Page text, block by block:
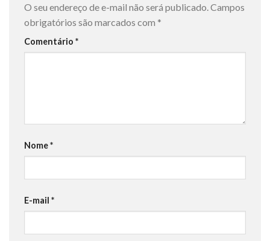
O seu endereço de e-mail não será publicado.Campos
obrigatórios são marcados com *
Comentário *
Nome*
E-mail *